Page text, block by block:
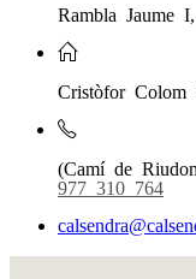
Rambla Jaume
Cristòfor Colom
(Camí de
977 310 764